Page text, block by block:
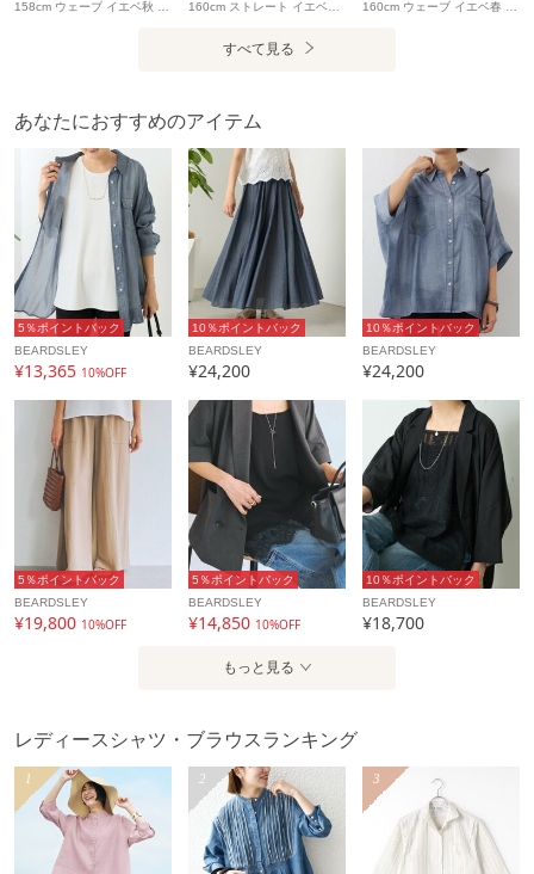
すべて見る
あなたにおすすめのアイテム
5％ポイントバック
BEARDSLEY
¥13,365 10%OFF
10％ポイントバック
BEARDSLEY
¥24,200
10％ポイントバック
BEARDSLEY
¥24,200
5％ポイントバック
BEARDSLEY
¥19,800 10%OFF
5％ポイントバック
BEARDSLEY
¥14,850 10%OFF
10％ポイントバック
BEARDSLEY
¥18,700
もっと見る
レディースシャツ・ブラウスランキング
1 2 3